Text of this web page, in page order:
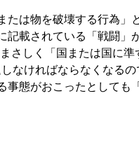
は物を破壊する行為」
載されている「戦闘」
しく「国または国に準
ければならなくなる
態がおこったとして